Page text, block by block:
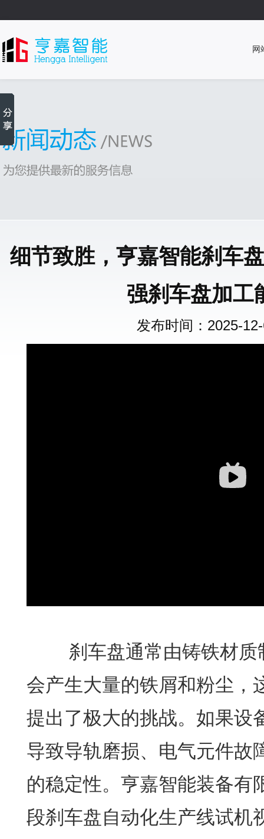
网
细节致胜，亨嘉智能刹车
强刹车盘加工
发布时间：2025-
刹车盘通常由铸铁材质
会产生大量的铁屑和粉尘，
提出了极大的挑战。如果设
导致导轨磨损、电气元件故
的稳定性。亨嘉智能装备有
段刹车盘自动化生产线试机